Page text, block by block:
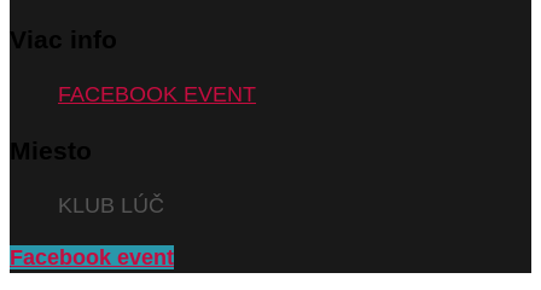
Viac info
FACEBOOK EVENT
Miesto
KLUB LÚČ
Facebook event